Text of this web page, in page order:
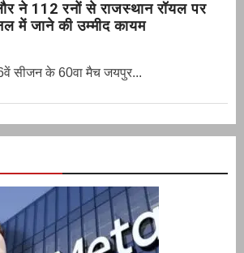
ने 112 रनों से राजस्थान रॉयल पर
में जाने की उम्मीद कायम
सीजन के 60वा मैच जयपुर...